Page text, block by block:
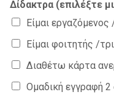
Δίδακτρα (επιλέξτε
Είμαι εργαζόμενος
Είμαι φοιτητής /
Διαθέτω κάρτα
Ομαδική εγγραφή